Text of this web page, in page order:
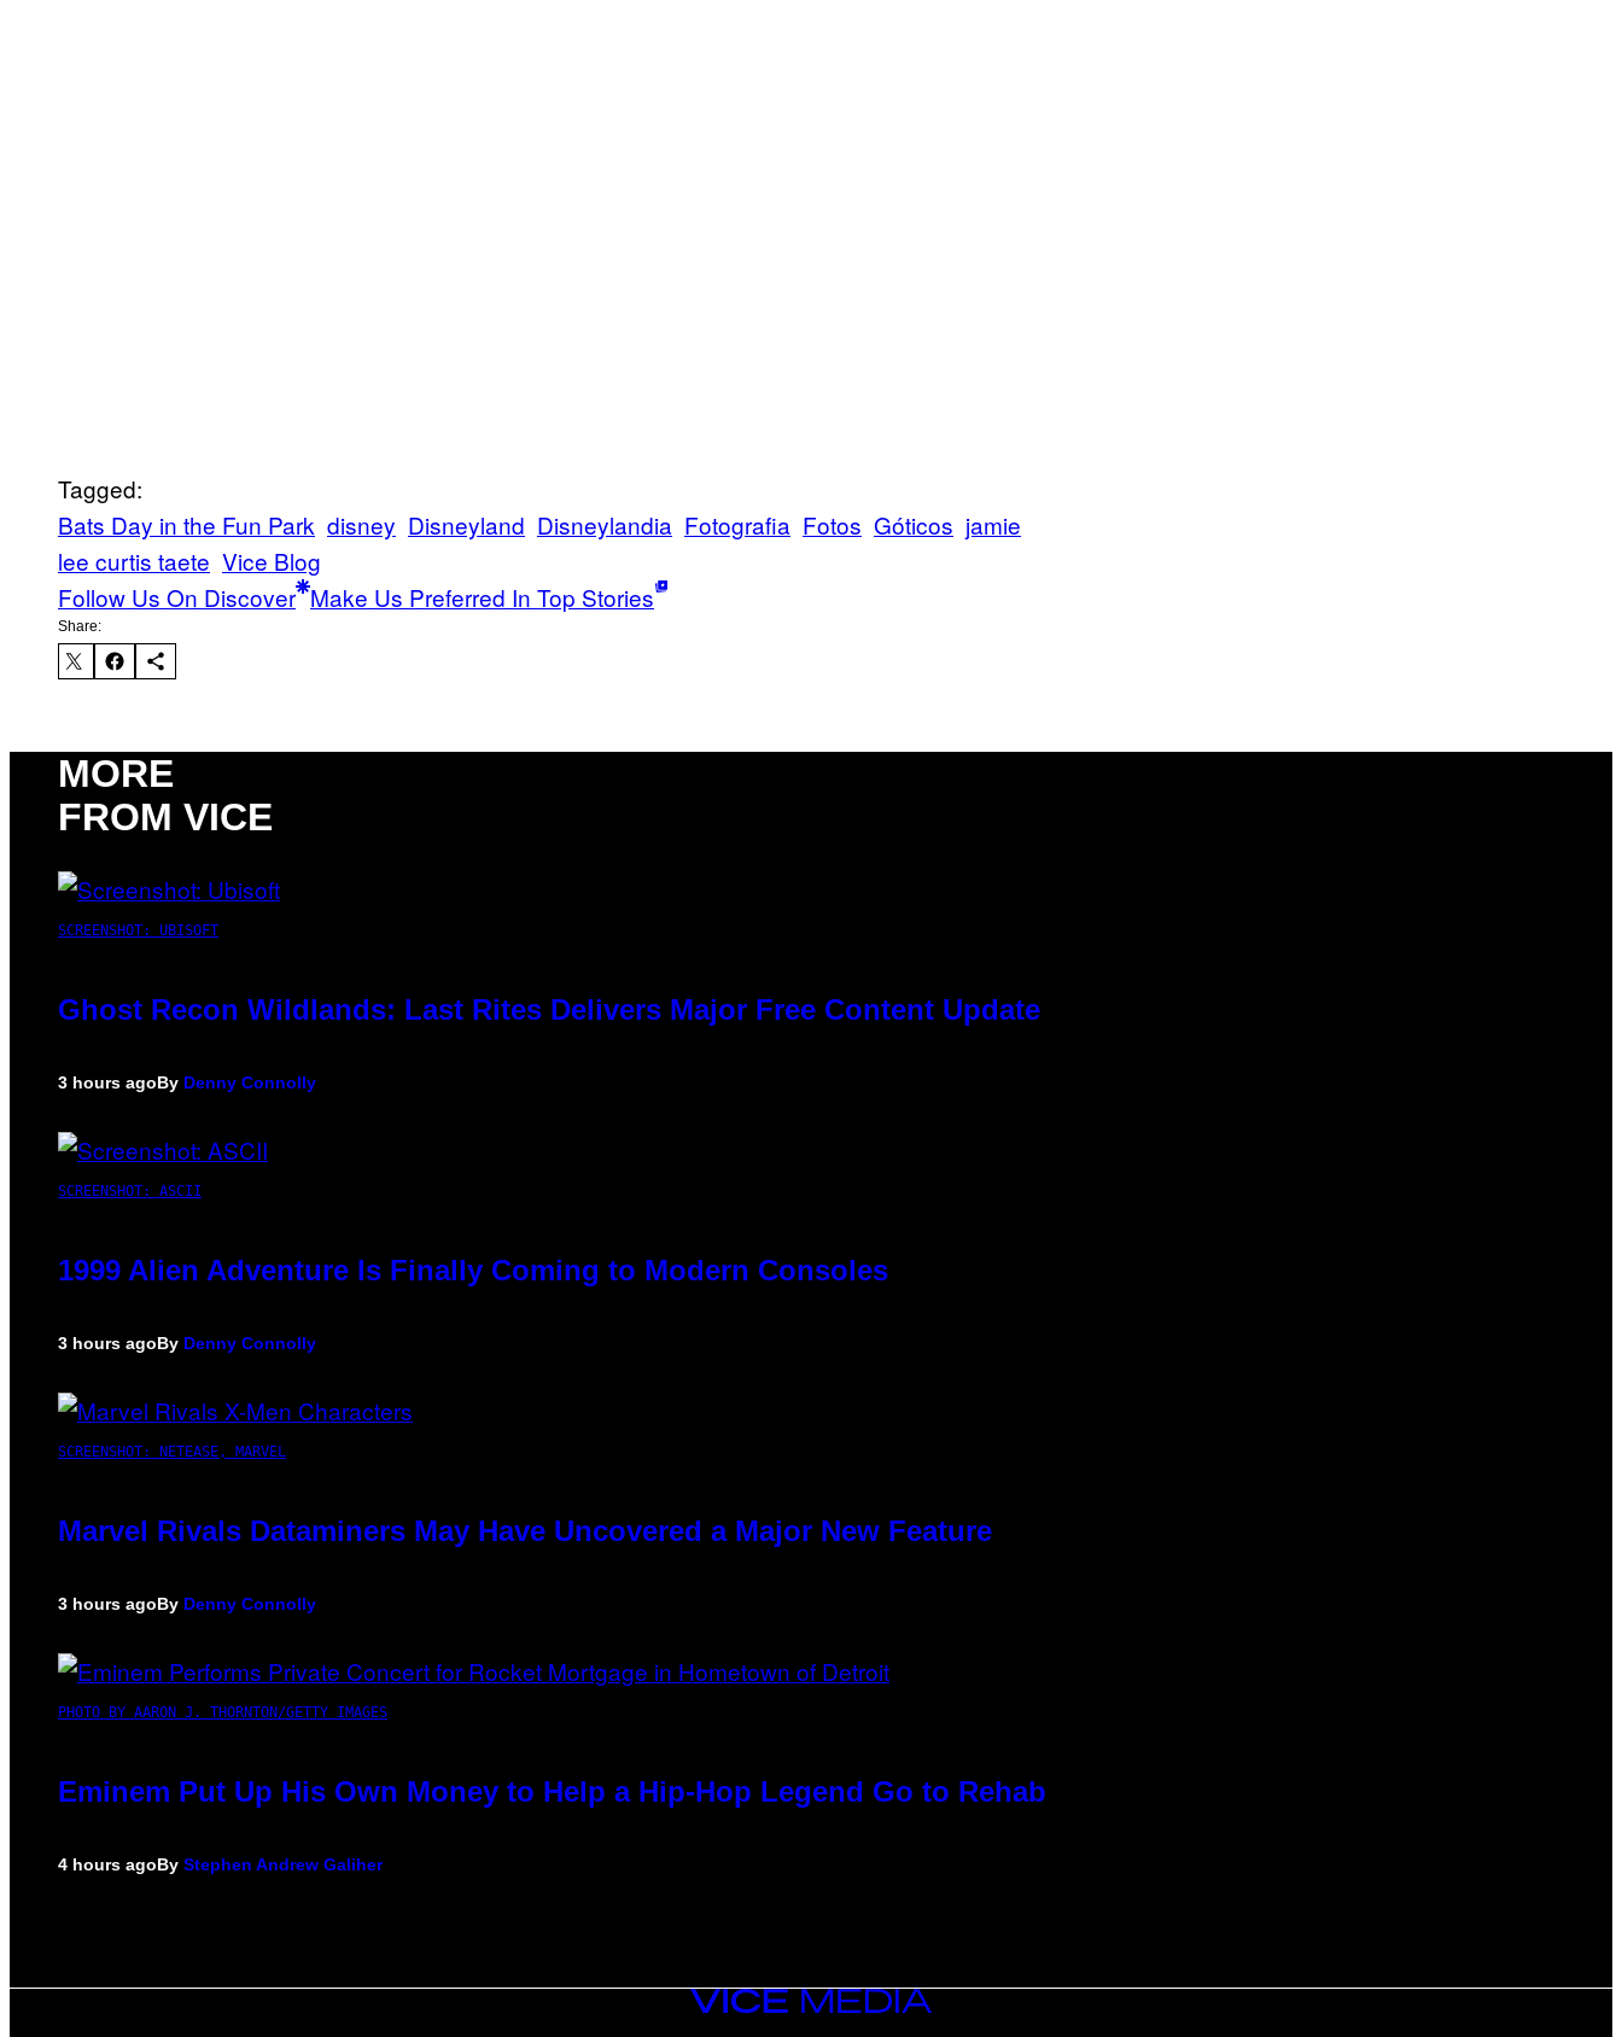
Tagged:
Bats Day in the Fun Park disney Disneyland Disneylandia Fotografia Fotos Góticos jamie
lee curtis taete Vice Blog
Follow Us On Discover Make Us Preferred In Top Stories
Share:
MORE
FROM VICE
SCREENSHOT: UBISOFT
Ghost Recon Wildlands: Last Rites Delivers Major Free Content Update
3 hours agoBy Denny Connolly
SCREENSHOT: ASCII
1999 Alien Adventure Is Finally Coming to Modern Consoles
3 hours agoBy Denny Connolly
SCREENSHOT: NETEASE, MARVEL
Marvel Rivals Dataminers May Have Uncovered a Major New Feature
3 hours agoBy Denny Connolly
PHOTO BY AARON J. THORNTON/GETTY IMAGES
Eminem Put Up His Own Money to Help a Hip-Hop Legend Go to Rehab
4 hours agoBy Stephen Andrew Galiher
VICE
MEDIA